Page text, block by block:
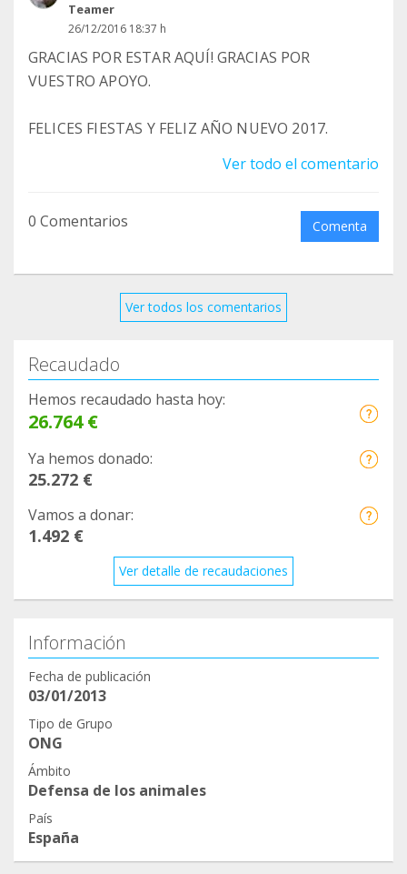
Teamer
26/12/2016 18:37 h
GRACIAS POR ESTAR AQUÍ! GRACIAS POR
VUESTRO APOYO.
FELICES FIESTAS Y FELIZ AÑO NUEVO 2017.
Ver todo el comentario
0 Comentarios Comenta
Ver todos los comentarios
Recaudado
Hemos recaudado hasta hoy:
26.764 €
Ya hemos donado:
25.272 €
Vamos a donar:
1.492 €
Ver detalle de recaudaciones
Información
Fecha de publicación
03/01/2013
Tipo de Grupo
ONG
Ámbito
Defensa de los animales
País
España